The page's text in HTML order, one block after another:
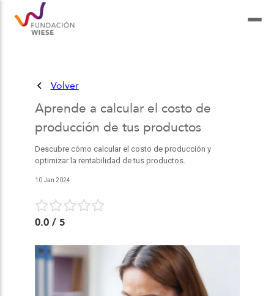
Volver
Aprende a calcular el costo de
producción de tus productos
Descubre cómo calcular el costo de producción y
optimizar la rentabilidad de tus productos.
10 Jan 2024
0.0/ 5